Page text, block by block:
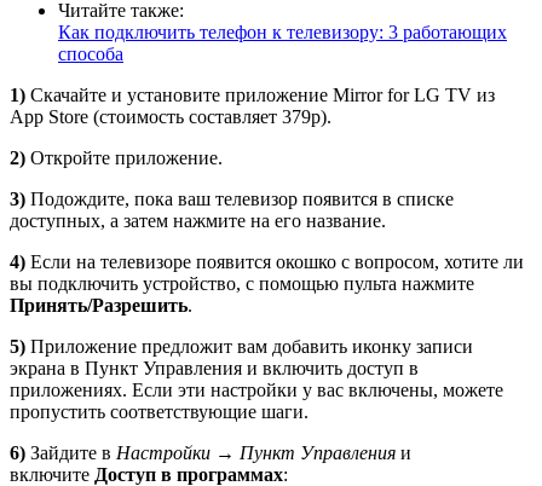
Читайте также:
Как подключить телефон к телевизору: 3 работающих
способа
1) Скачайте и установите приложение Mirror for LG TV из
App Store (стоимость составляет 379р).
2) Откройте приложение.
3) Подождите, пока ваш телевизор появится в списке
доступных, а затем нажмите на его название.
4) Если на телевизоре появится окошко с вопросом, хотите ли
вы подключить устройство, с помощью пульта нажмите
Принять/Разрешить.
5) Приложение предложит вам добавить иконку записи
экрана в Пункт Управления и включить доступ в
приложениях. Если эти настройки у вас включены, можете
пропустить соответствующие шаги.
6) Зайдите в Настройки → Пункт Управления и
включите Доступ в программах: